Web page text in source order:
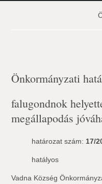
Önkormányzati
falugondnok
megállapodás
határozat szám: 17/
hatályos
Vadna Község